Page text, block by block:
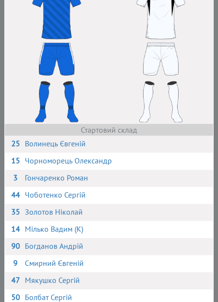
Стартовий склад
25 Волинець Євгеній
15 Чорноморець Олександр
3
Гончаренко Роман
44 Чоботенко Сергій
35 Золотов Ніколай
14 Мілько Вадим (К)
90 Богданов Андрій
9
Смирний Євгеній
47 Мякушко Сергій
50 Болбат Сергій